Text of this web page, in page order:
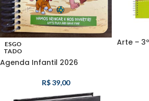
ESGO
TADO
Agenda Infantil 2026
R$39,00
Arte –